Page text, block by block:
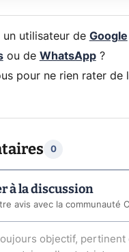
un utilisateur de Google
ou de WhatsApp?
pour ne rien rater de
0
à la discussion
avis avec la communauté